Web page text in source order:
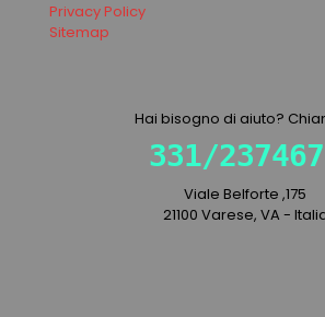
Privacy Policy
Sitemap
Hai bisogno di aiuto?
331/
Viale Belforte ,175
21100 Varese, VA -